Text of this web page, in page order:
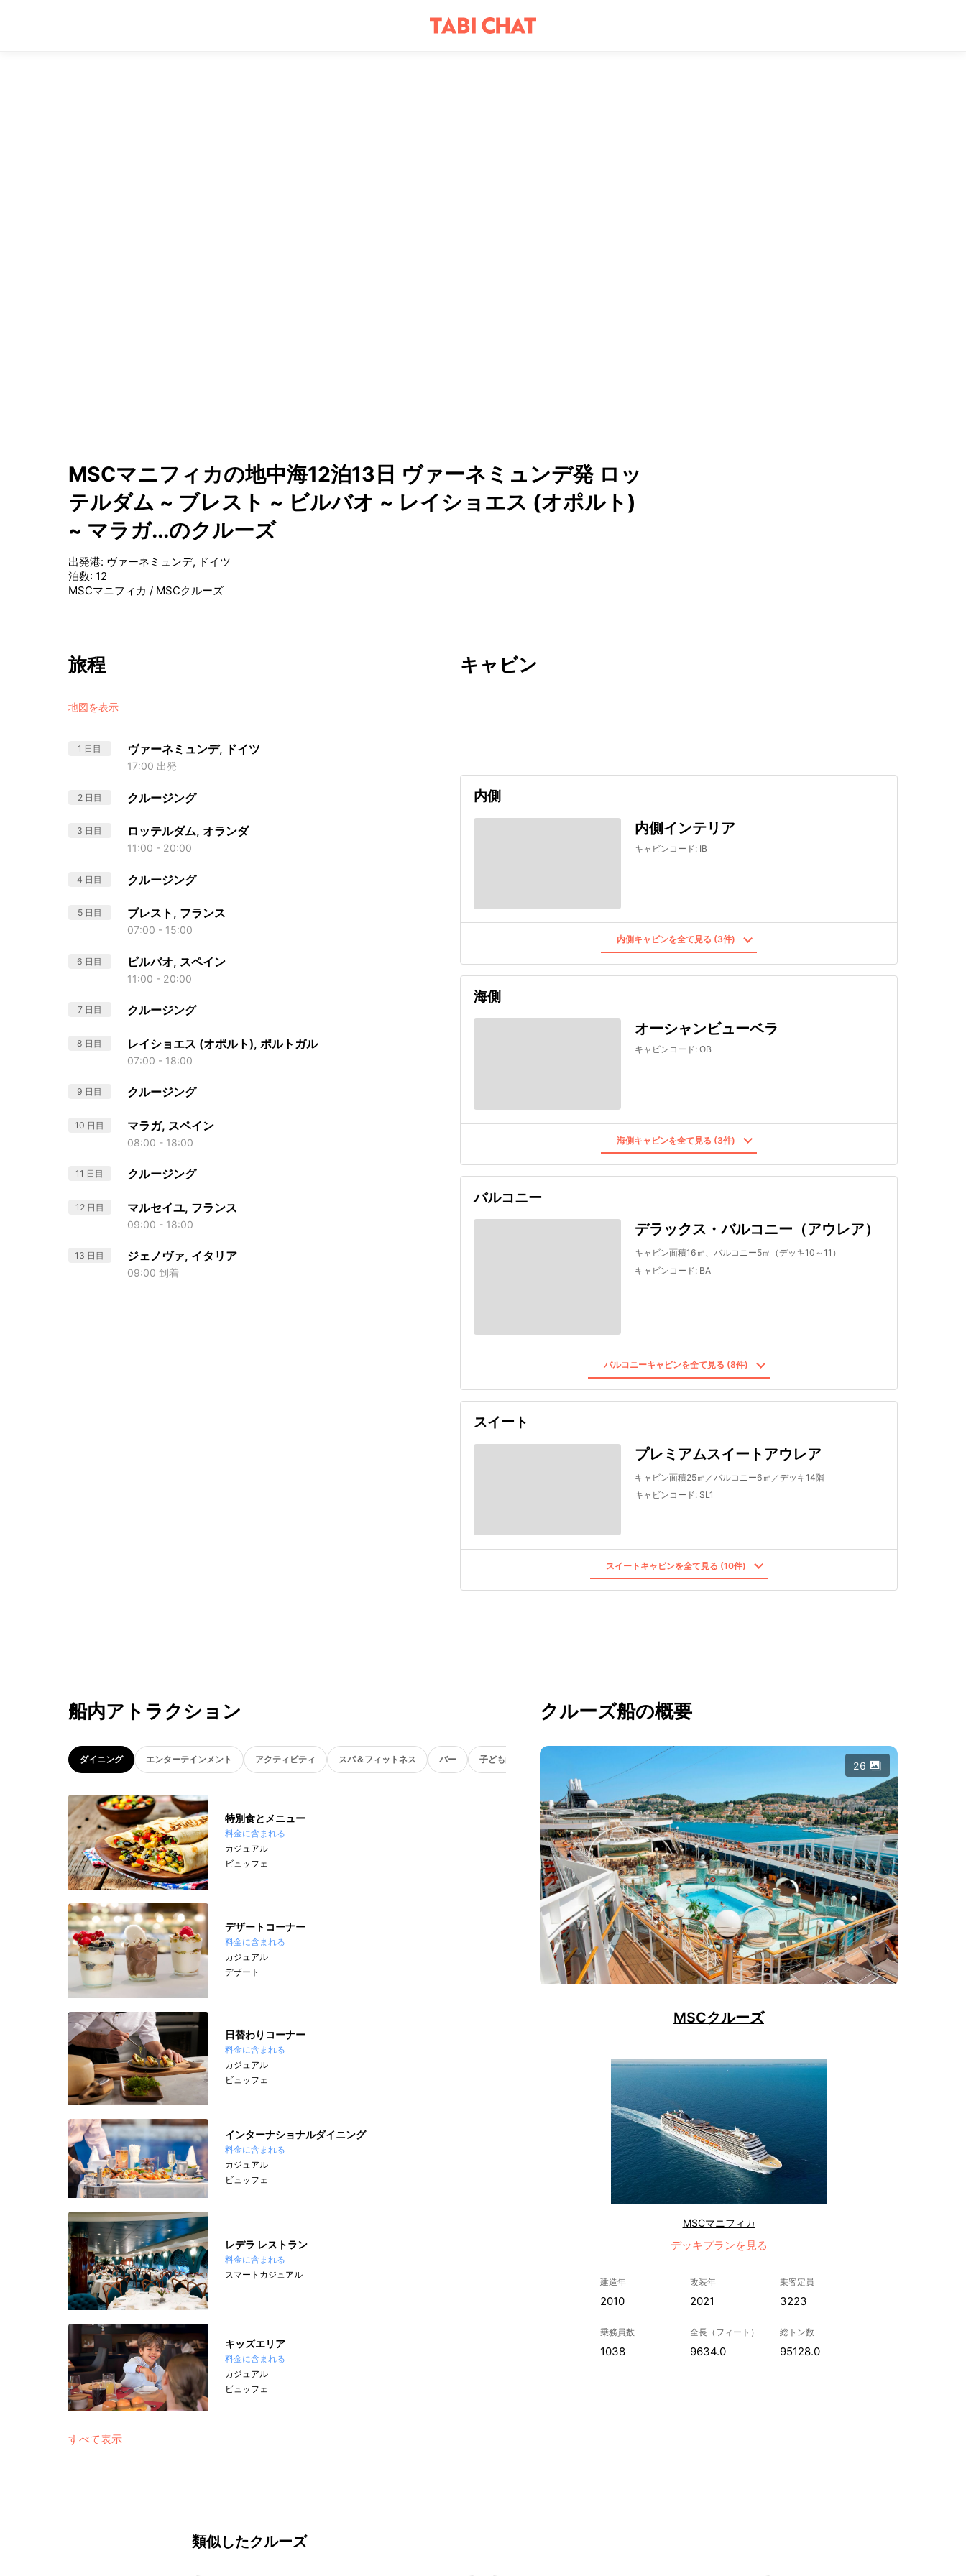
MSCマニフィカの地中海12泊13日 ヴァーネミュンデ発 ロッ
テルダム ~ ブレスト ~ ビルバオ ~ レイショエス (オポルト)
~ マラガ...のクルーズ
出発港: ヴァーネミュンデ, ドイツ
泊数: 12
MSCマニフィカ / MSCクルーズ
旅程
地図を表示
1 日目 ヴァーネミュンデ, ドイツ
17:00 出発
2 日目 クルージング
3 日目 ロッテルダム, オランダ
11:00 - 20:00
4 日目 クルージング
5 日目 ブレスト, フランス
07:00 - 15:00
6 日目 ビルバオ, スペイン
11:00 - 20:00
7 日目 クルージング
8 日目 レイショエス (オポルト), ポルトガル
07:00 - 18:00
9 日目 クルージング
10 日目 マラガ, スペイン
08:00 - 18:00
11 日目 クルージング
12 日目 マルセイユ, フランス
09:00 - 18:00
13 日目 ジェノヴァ, イタリア
09:00 到着
キャビン
内側
内側インテリア
キャビンコード: IB
内側キャビンを全て見る (3件)
海側
オーシャンビューベラ
キャビンコード: OB
海側キャビンを全て見る (3件)
バルコニー
デラックス・バルコニー（アウレア）
キャビン面積16㎡、バルコニー5㎡（デッキ10～11）
キャビンコード: BA
バルコニーキャビンを全て見る (8件)
スイート
プレミアムスイートアウレア
キャビン面積25㎡／バルコニー6㎡／デッキ14階
キャビンコード: SL1
スイートキャビンを全て見る (10件)
船内アトラクション
ダイニング エンターテインメント アクティビティ スパ＆フィットネス バー 子ども向け
特別食とメニュー
料金に含まれる
カジュアル
ビュッフェ
デザートコーナー
料金に含まれる
カジュアル
デザート
日替わりコーナー
料金に含まれる
カジュアル
ビュッフェ
インターナショナルダイニング
料金に含まれる
カジュアル
ビュッフェ
レデラ レストラン
料金に含まれる
スマートカジュアル
キッズエリア
料金に含まれる
カジュアル
ビュッフェ
すべて表示
クルーズ船の概要
26
MSCクルーズ
MSCマニフィカ
デッキプランを見る
建造年
2010
改装年
2021
乗客定員
3223
乗務員数
1038
全長（フィート）
9634.0
総トン数
95128.0
類似したクルーズ